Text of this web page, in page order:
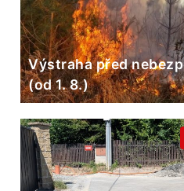
Výstraha před
(od 1. 8.)